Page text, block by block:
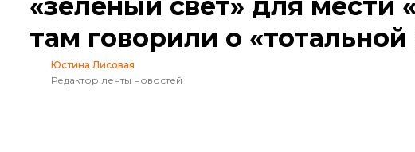
там говорили о «тотальной
Юстина Лисовая
Редактор ленты новостей